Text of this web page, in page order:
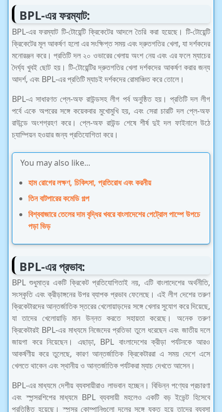
BPL-এর ফরম্যাট:
BPL-এর ফরম্যাট টি-টোয়েন্টি ক্রিকেটের আদলে তৈরি করা হয়েছে। টি-টোয়েন্টি
ক্রিকেটের মূল আকর্ষণ হলো এর সংক্ষিপ্ত সময় এবং দ্রুতগতির খেলা, যা দর্শকদের
মনোরঞ্জন করে। প্রতিটি দল ২০ ওভারের খেলায় অংশ নেয় এবং এর ফলে ম্যাচের
দৈর্ঘ্য খুবই ছোট হয়। টি-টোয়েন্টির দ্রুতগতির খেলা দর্শকদের আকর্ষণ করার জন্য
আদর্শ, এবং BPL-এর প্রতিটি ম্যাচই দর্শকদের রোমাঞ্চিত করে তোলে।
BPL-এ সাধারণত প্লে-অফ রাউন্ডসহ লীগ পর্ব অনুষ্ঠিত হয়। প্রতিটি দল লীগ
পর্বে একে অপরের সঙ্গে কয়েকবার মুখোমুখি হয়, এবং সেরা চারটি দল প্লে-অফ
রাউন্ডে অংশগ্রহণ করে। প্লে-অফ রাউন্ড শেষে শীর্ষ দুই দল ফাইনালে উঠে
চ্যাম্পিয়ন হওয়ার জন্য প্রতিযোগিতা করে।
You may also like...
হাম রোগের লক্ষণ, চিকিৎসা, প্রতিরোধ এবং করনীয়
তিন বাটপারের কমেডি গল্প
বিশ্ববাজারে তেলের দাম বৃদ্ধির খবরে বাংলাদেশের পেট্রোল পাম্পে উপচে
পড়া ভিড়
BPL-এর প্রভাব:
BPL শুধুমাত্র একটি ক্রিকেট প্রতিযোগিতাই নয়, এটি বাংলাদেশের অর্থনীতি,
সংস্কৃতি এবং ক্রীড়াঙ্গনের উপর ব্যাপক প্রভাব ফেলেছে। এই লীগ দেশের তরুণ
ক্রিকেটারদের আন্তর্জাতিক স্তরের খেলোয়াড়দের সঙ্গে খেলার সুযোগ করে দিয়েছে,
যা তাদের খেলোয়াড়ি মান উন্নত করতে সহায়তা করেছে। অনেক তরুণ
ক্রিকেটারই BPL-এর মাধ্যমে নিজেদের প্রতিভা তুলে ধরেছেন এবং জাতীয় দলে
জায়গা করে নিয়েছেন। এছাড়া, BPL বাংলাদেশের ক্রীড়া পর্যটনকে আরও
আকর্ষণীয় করে তুলেছে, কারণ আন্তর্জাতিক ক্রিকেটাররা এ সময় দেশে এসে
খেলতে থাকেন এবং স্থানীয় ও আন্তর্জাতিক পর্যটকরা ম্যাচ দেখতে আসেন।
BPL-এর মাধ্যমে দেশীয় ব্যবসায়ীরাও লাভবান হচ্ছেন। বিভিন্ন পণ্যের প্রচারণা
এবং স্পন্সরশিপের মাধ্যমে BPL ব্যবসায়ী মহলেও একটি বড় ইভেন্ট হিসেবে
প্রতিষ্ঠিত হয়েছে। স্পন্সর কোম্পানিগুলো দলের সঙ্গে যুক্ত হয়ে তাদের ব্যবসা